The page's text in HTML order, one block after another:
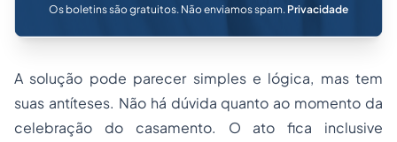
Os boletins são gratuitos. Não enviamos spam. Privacidade
A solução pode parecer simples e lógica, mas tem
suas antíteses. Não há dúvida quanto ao momento da
celebração do casamento. O ato fica inclusive